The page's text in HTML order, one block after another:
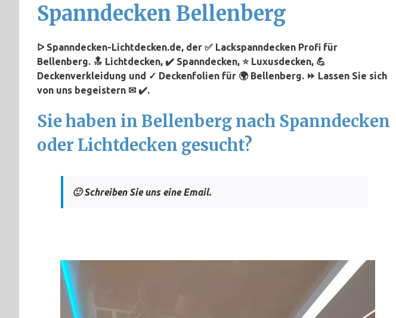
Spanndecken Bellenberg
ᐅ Spanndecken-Lichtdecken.de, der ✅ Lackspanndecken Profi für
Bellenberg. 🔝 Lichtdecken, ✔️ Spanndecken, ⭐ Luxusdecken, 💪
Deckenverkleidung und ✓ Deckenfolien für 🌍 Bellenberg. ⏩ Lassen Sie sich
von uns begeistern ✉ ✔️.
Sie haben in Bellenberg nach Spanndecken
oder Lichtdecken gesucht?
🙂 Schreiben Sie uns eine Email.